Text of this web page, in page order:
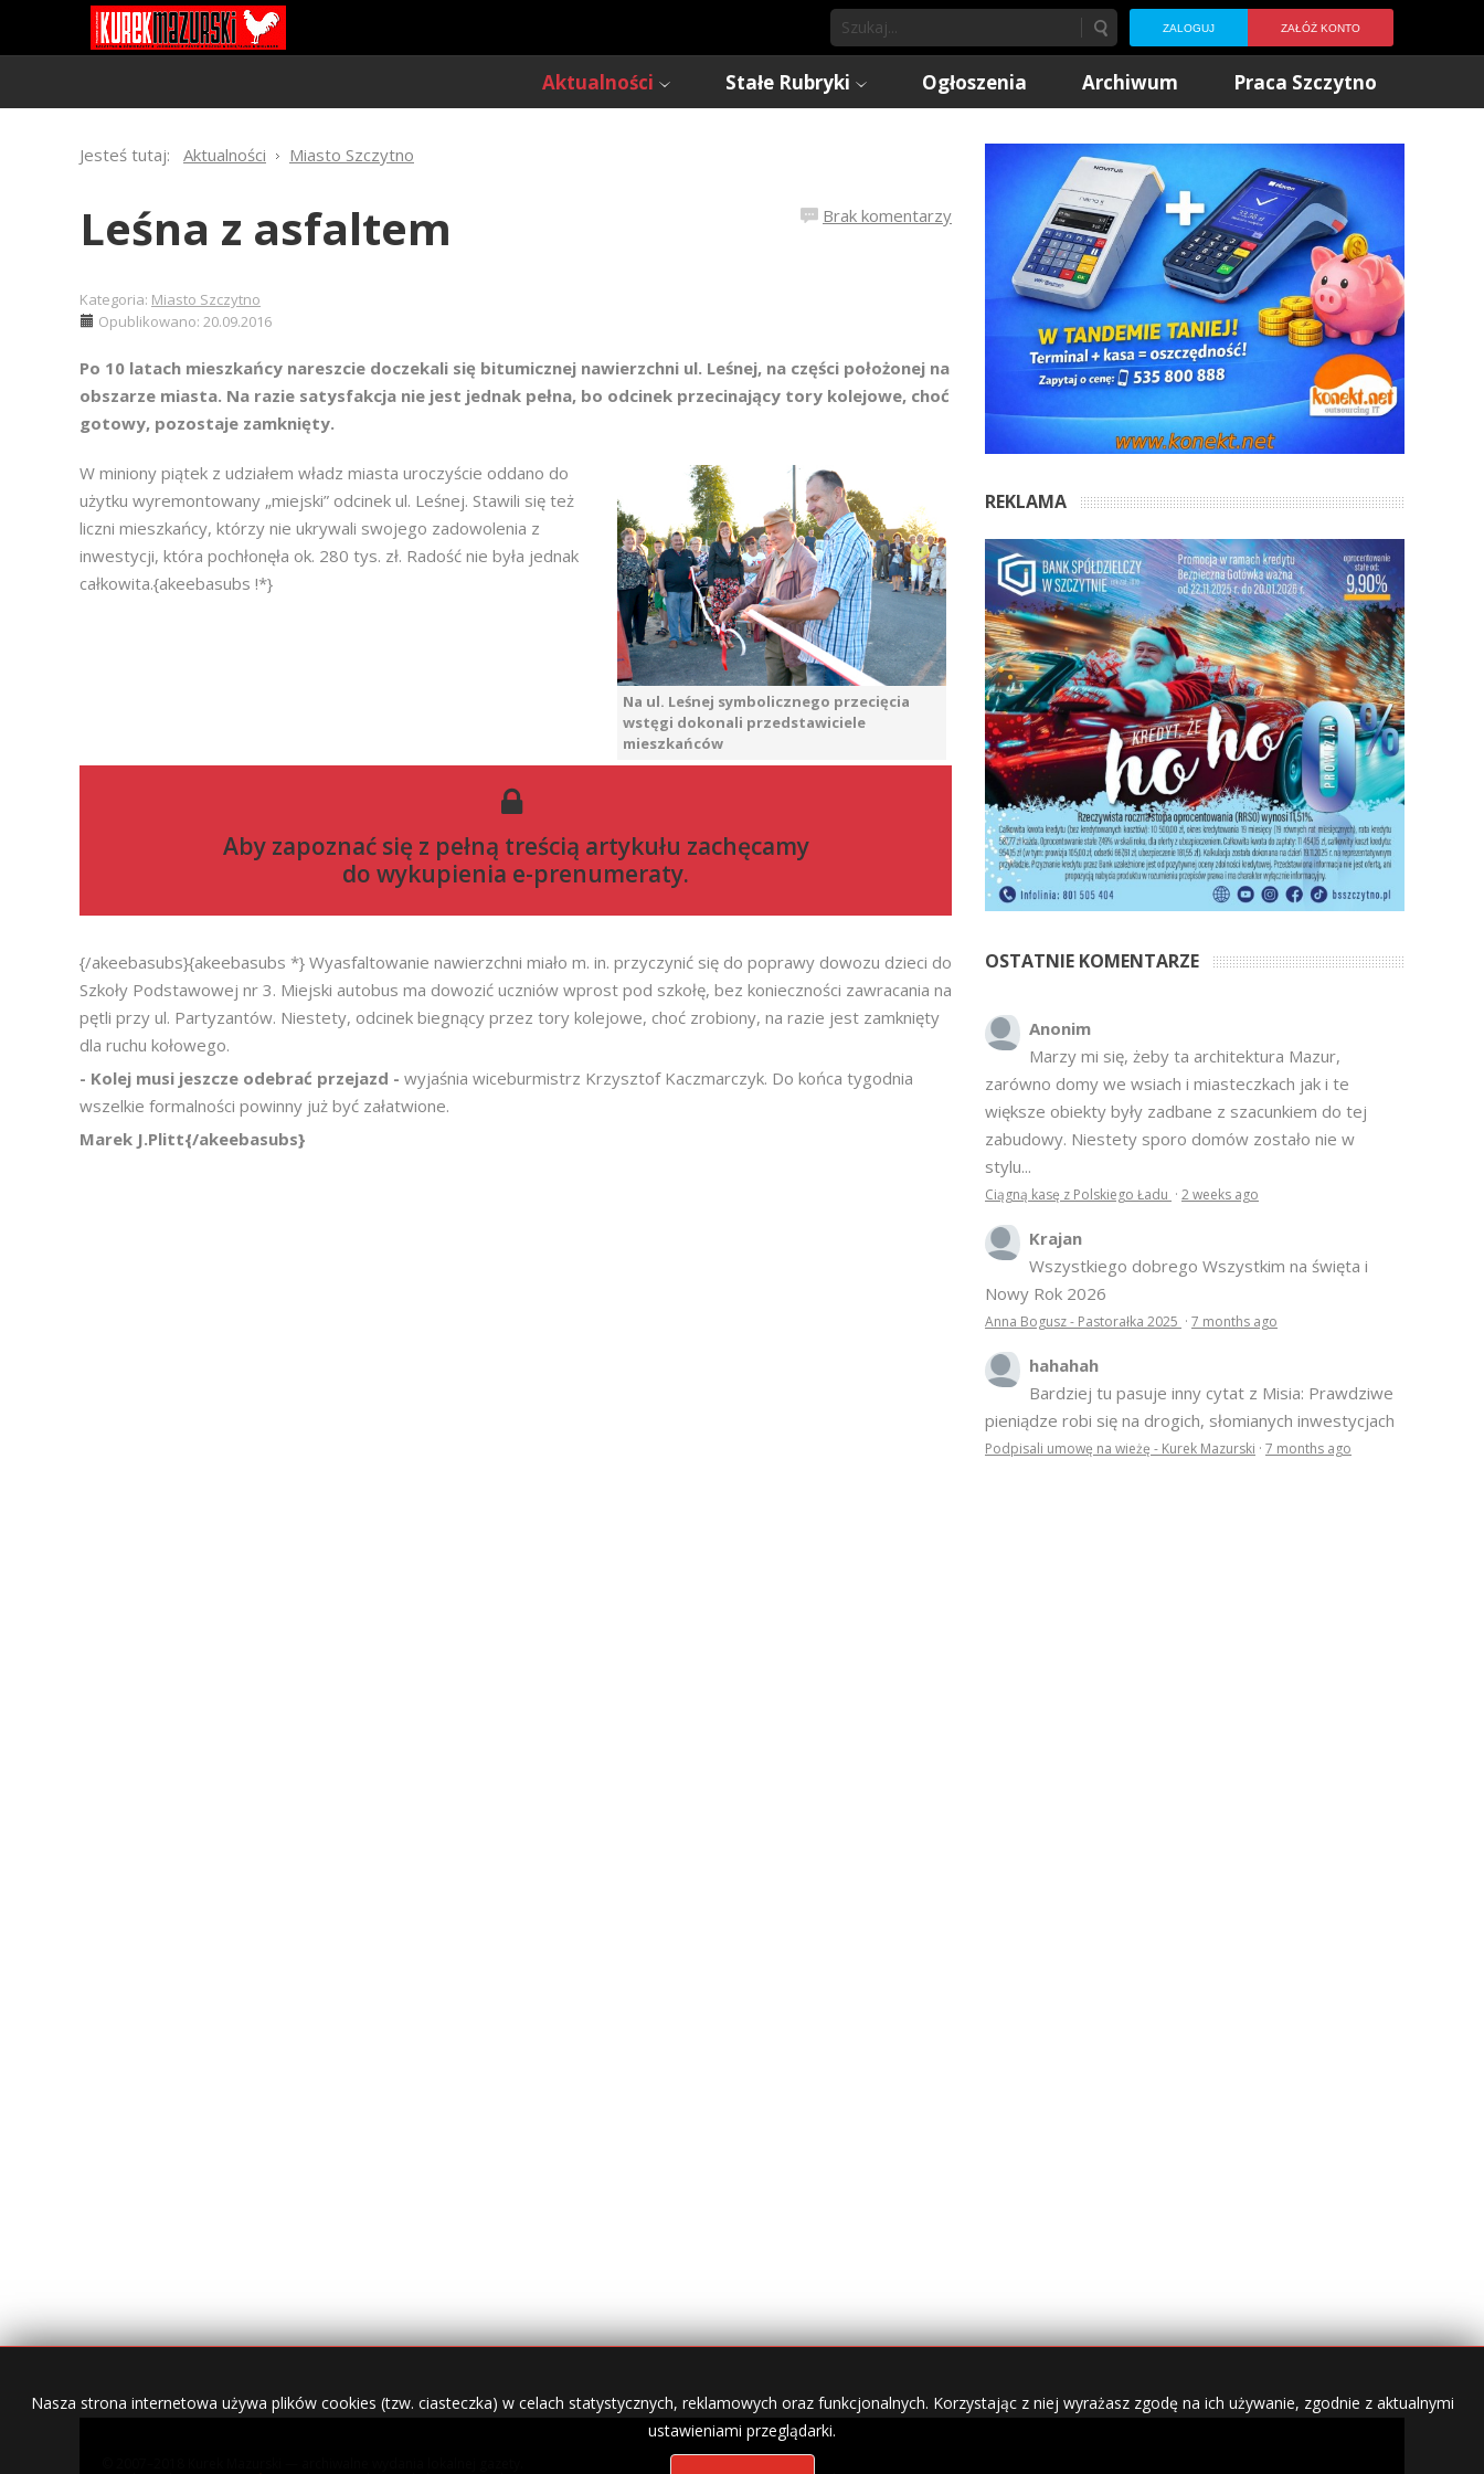
ZALOGUJ ZAŁÓŻ KONTO
Aktualności Stałe Rubryki Ogłoszenia Archiwum Praca Szczytno
Jesteś tutaj: Aktualności Miasto Szczytno
Brak komentarzy
Leśna z asfaltem
Kategoria: Miasto Szczytno
Opublikowano: 20.09.2016
Po 10 latach mieszkańcy nareszcie doczekali się bitumicznej nawierzchni ul. Leśnej, na części położonej na
obszarze miasta. Na razie satysfakcja nie jest jednak pełna, bo odcinek przecinający tory kolejowe, choć
gotowy, pozostaje zamknięty.
Na ul. Leśnej symbolicznego przecięcia
wstęgi dokonali przedstawiciele
mieszkańców
W miniony piątek z udziałem władz miasta uroczyście oddano do
użytku wyremontowany „miejski” odcinek ul. Leśnej. Stawili się też
liczni mieszkańcy, którzy nie ukrywali swojego zadowolenia z
inwestycji, która pochłonęła ok. 280 tys. zł. Radość nie była jednak
całkowita.{akeebasubs !*}
Aby zapoznać się z pełną treścią artykułu zachęcamy
do wykupienia e-prenumeraty.
{/akeebasubs}{akeebasubs *} Wyasfaltowanie nawierzchni miało m. in. przyczynić się do poprawy dowozu dzieci do
Szkoły Podstawowej nr 3. Miejski autobus ma dowozić uczniów wprost pod szkołę, bez konieczności zawracania na
pętli przy ul. Partyzantów. Niestety, odcinek biegnący przez tory kolejowe, choć zrobiony, na razie jest zamknięty
dla ruchu kołowego.
- Kolej musi jeszcze odebrać przejazd - wyjaśnia wiceburmistrz Krzysztof Kaczmarczyk. Do końca tygodnia
wszelkie formalności powinny już być załatwione.
Marek J.Plitt{/akeebasubs}
REKLAMA
OSTATNIE KOMENTARZE
Anonim
Marzy mi się, żeby ta architektura Mazur,
zarówno domy we wsiach i miasteczkach jak i te
większe obiekty były zadbane z szacunkiem do tej
zabudowy. Niestety sporo domów zostało nie w
stylu...
Ciągną kasę z Polskiego Ładu · 2 weeks ago
Krajan
Wszystkiego dobrego Wszystkim na święta i
Nowy Rok 2026
Anna Bogusz - Pastorałka 2025 · 7 months ago
hahahah
Bardziej tu pasuje inny cytat z Misia: Prawdziwe
pieniądze robi się na drogich, słomianych inwestycjach
Podpisali umowę na wieżę - Kurek Mazurski · 7 months ago
Nasza strona internetowa używa plików cookies (tzw. ciasteczka) w celach statystycznych, reklamowych oraz funkcjonalnych. Korzystając z niej wyrażasz zgodę na ich używanie, zgodnie z aktualnymi
ustawieniami przeglądarki.